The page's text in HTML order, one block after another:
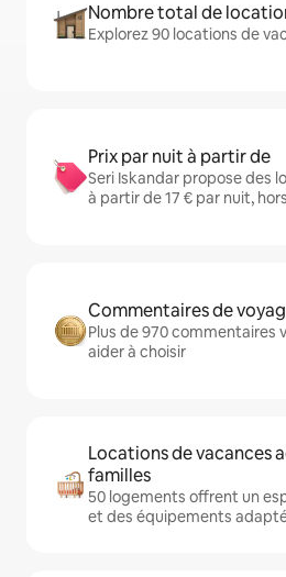
Nombre total de
Explorez 90 locations de
Prix par nuit à partir de
Seri Iskandar propose des
à partir de 17 € par nuit,
Commentaires de
Plus de 970 commentaires
aider à choisir
Locations de vacances
familles
50 logements offrent un
et des équipements